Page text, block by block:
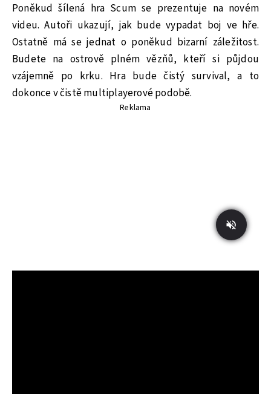
Poněkud šílená hra Scum se prezentuje na novém
videu. Autoři ukazují, jak bude vypadat boj ve hře.
Ostatně má se jednat o poněkud bizarní záležitost.
Budete na ostrově plném vězňů, kteří si půjdou
vzájemně po krku. Hra bude čistý survival, a to
dokonce v čistě multiplayerové podobě.
Reklama